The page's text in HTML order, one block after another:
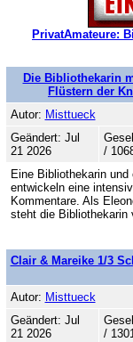
PrivatAmateure:
Die Bibliothekarin
Flüstern der
Autor: Misttueck
Geändert: Jul
21 2026
/
Eine Bibliothekarin
entwickeln eine
Kommentare. Als
steht die Bibliothekarin
Clair & Mareike 1/3
Autor: Misttueck
Geändert: Jul
21 2026
/